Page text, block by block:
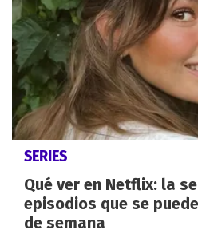
SERIES
Qué ver en Netflix: la
episodios que se
de semana